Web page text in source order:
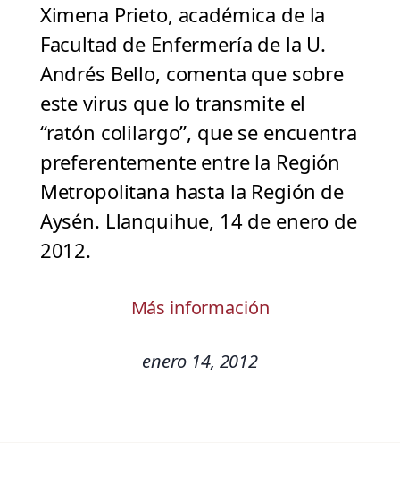
Ximena Prieto, académica de la
Facultad de Enfermería de la U.
Andrés Bello, comenta que sobre
este virus que lo transmite el
“ratón colilargo”, que se encuentra
preferentemente entre la Región
Metropolitana hasta la Región de
Aysén. Llanquihue, 14 de enero de
2012.
Más información
enero 14, 2012